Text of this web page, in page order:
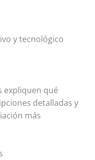
y tecnológico
expliquen qué
detalladas y
más